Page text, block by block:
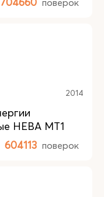
поверок
2014
НЕВА МТ1
604113 поверок